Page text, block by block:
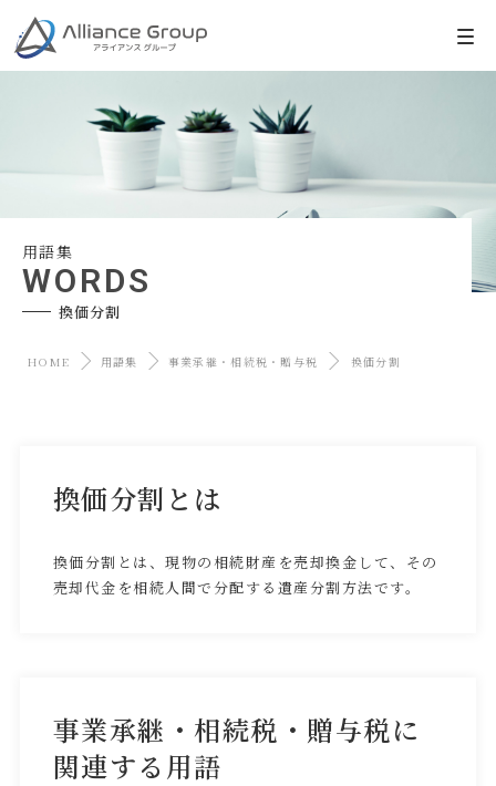
用語集
WORDS
換価分割
HOME 用語集 事業承継・相続税・贈与税 換価分割
換価分割とは
換価分割とは、現物の相続財産を売却換金して、その
売却代金を相続人間で分配する遺産分割方法です。
事業承継・相続税・贈与税に
関連する用語